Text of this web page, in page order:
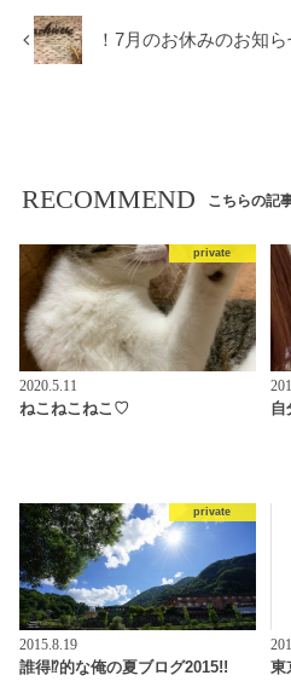
！7月のお休みのお知ら
RECOMMEND こちらの記
private
2020.5.11
ねこねこねこ♡
private
2015.8.19
誰得⁉︎的な俺の夏ブログ2015!!
東